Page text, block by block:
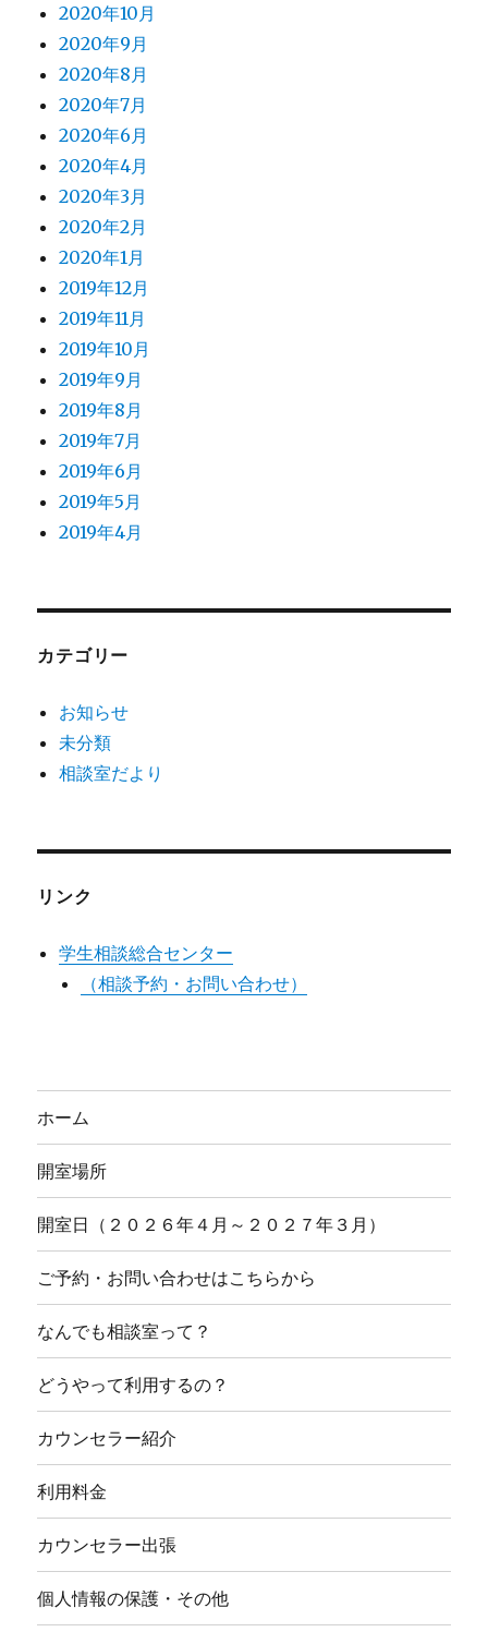
2020年10月
2020年9月
2020年8月
2020年7月
2020年6月
2020年4月
2020年3月
2020年2月
2020年1月
2019年12月
2019年11月
2019年10月
2019年9月
2019年8月
2019年7月
2019年6月
2019年5月
2019年4月
カテゴリー
お知らせ
未分類
相談室だより
リンク
学生相談総合センター
（相談予約・お問い合わせ）
ホーム
開室場所
開室日（２０２６年４月～２０２７年３月）
ご予約・お問い合わせはこちらから
なんでも相談室って？
どうやって利用するの？
カウンセラー紹介
利用料金
カウンセラー出張
個人情報の保護・その他